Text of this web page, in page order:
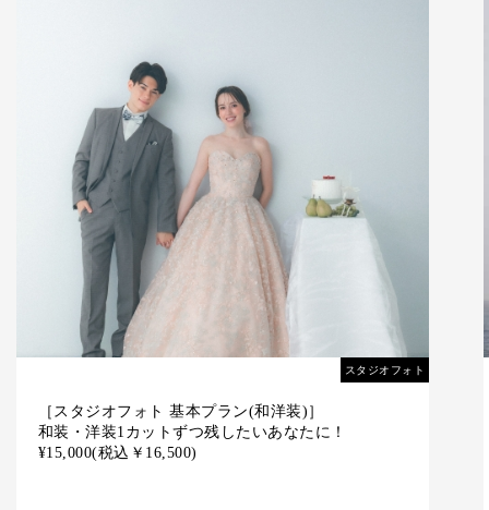
スタジオフォト
［基本プラン(福浜海岸）］
特別な一枚を残したいあなたに！
¥19,000(税込￥20,900)